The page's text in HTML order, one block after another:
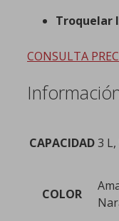
Troquelar
CONSULTA
CAPACIDAD3 L,
COLOR